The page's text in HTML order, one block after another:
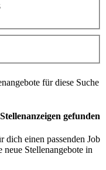
für diese Suche
gefunden
dich einen passenden Job
neue Stellenangebote in